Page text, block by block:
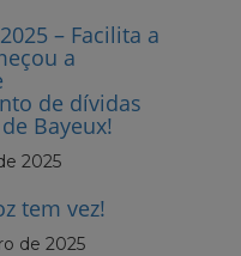
– Facilita a
a
de dívidas
Bayeux!
2025
tem vez!
de 2025